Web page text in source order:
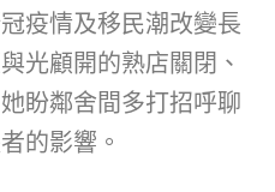
疫情及移民潮改變長
光顧開的熟店關閉、
盼鄰舍間多打招呼聊
的影響。